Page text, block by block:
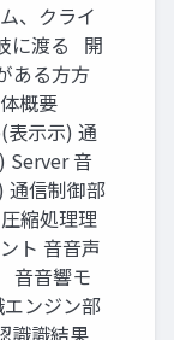
、クライ
に渡る 開
ある⽅方
概要
⽰示) 通
Server ⾳
信制御部
縮処理理
ト ⾳音声
⾳音響モ
ンジン部